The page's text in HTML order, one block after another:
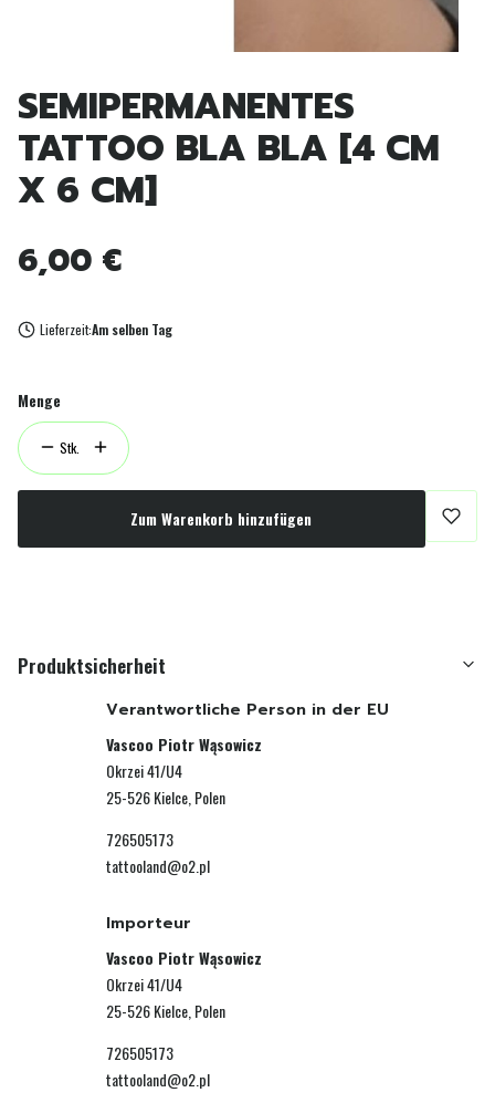
SEMIPERMANENTES
TATTOO BLA BLA [4 CM
X 6 CM]
Preis
6,00 €
Lieferzeit:Am selben Tag
Menge
Stk.
Zum Warenkorb hinzufügen
Produktsicherheit
Verantwortliche Person in der EU
Vascoo Piotr Wąsowicz
Okrzei 41/U4
25-526 Kielce, Polen
726505173
tattooland@o2.pl
Importeur
Vascoo Piotr Wąsowicz
Okrzei 41/U4
25-526 Kielce, Polen
726505173
tattooland@o2.pl